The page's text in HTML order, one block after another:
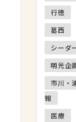
行徳
葛西
シーダ
明光企
市川・
報
医療